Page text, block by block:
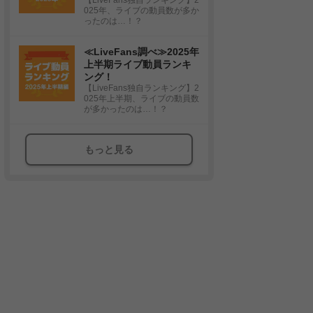
025年、ライブの動員数が多か
ったのは…！？
≪LiveFans調べ≫2025年
上半期ライブ動員ランキ
ング！
【LiveFans独自ランキング】2
025年上半期、ライブの動員数
が多かったのは…！？
もっと見る